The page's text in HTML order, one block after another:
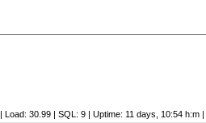
| Load: 30.99 | SQL: 9 | Uptime: 11 days, 10:54